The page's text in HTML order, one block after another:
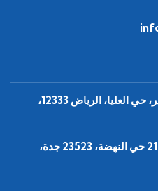
الرياض: شارع موسى بن نصير، حي العليا، الرياض 12333،
جدة: 8584 يوم اليرموك، 2127 حي النهضة، 23523 جدة،